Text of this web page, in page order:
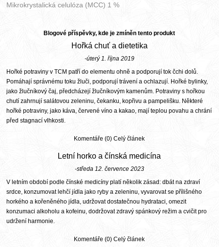
Mikrokrystalická celulóza (MCC) 1 %
Blogové příspěvky, kde je zmíněn tento produkt
Hořká chuť a dietetika
-úterý 1. října 2019
Hořké potraviny v TCM patří do elementu ohně a podporují tok čchi dolů.
Pomáhají správnému toku žluči, podporují trávení a ochlazují. Hořké bylinky,
jako žlučníkový čaj, předcházejí žlučníkovým kamenům. Potraviny s hořkou
chutí zahrnují salátovou zeleninu, čekanku, kopřivu a pampelišku. Některé
hořké potraviny, jako káva, červené víno a kakao, mají teplou povahu a chrání
před stagnací vlhkosti.
Komentáře (0) Celý článek
Letní horko a čínská medicína
-středa 12. července 2023
V letním období podle čínské medicíny platí několik zásad: dbát na zdraví
srdce, konzumovat lehčí jídla jako ryby a zeleninu, vyvarovat se přílišného
horkého a kořeněného jídla, udržovat dostatečnou hydrataci, omezit
konzumaci alkoholu a kofeinu, dodržovat zdravý spánkový režim a cvičit pro
udržení harmonie.
Komentáře (0) Celý článek